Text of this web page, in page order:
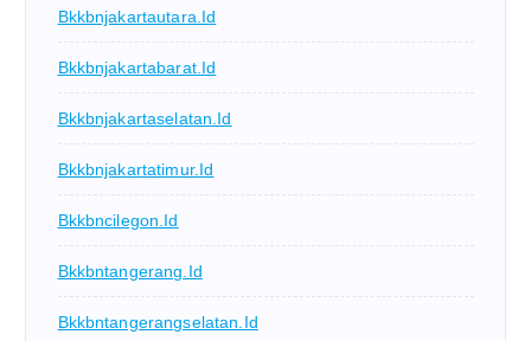
Bkkbnjakartautara.id
Bkkbnjakartabarat.id
Bkkbnjakartaselatan.id
Bkkbnjakartatimur.id
Bkkbncilegon.id
Bkkbntangerang.id
Bkkbntangerangselatan.id